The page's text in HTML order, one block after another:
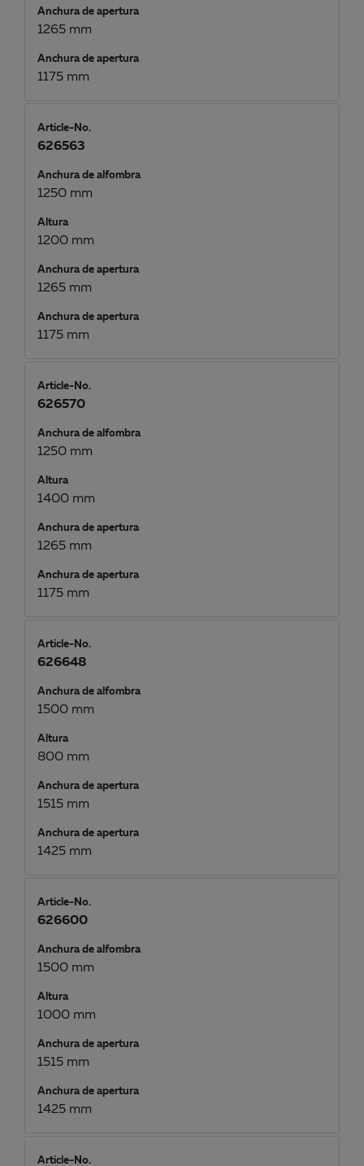
Anchura de apertura
1265 mm
Anchura de apertura
1175 mm
Article-No.
626563
Anchura de alfombra
1250 mm
Altura
1200 mm
Anchura de apertura
1265 mm
Anchura de apertura
1175 mm
Article-No.
626570
Anchura de alfombra
1250 mm
Altura
1400 mm
Anchura de apertura
1265 mm
Anchura de apertura
1175 mm
Article-No.
626648
Anchura de alfombra
1500 mm
Altura
800 mm
Anchura de apertura
1515 mm
Anchura de apertura
1425 mm
Article-No.
626600
Anchura de alfombra
1500 mm
Altura
1000 mm
Anchura de apertura
1515 mm
Anchura de apertura
1425 mm
Article-No.